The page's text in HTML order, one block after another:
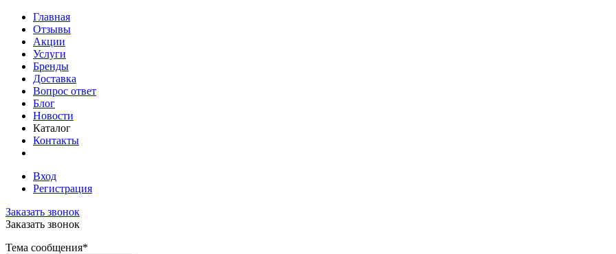
Главная
Отзывы
Акции
Услуги
Бренды
Доставка
Вопрос ответ
Блог
Новости
Каталог
Контакты
Вход
Регистрация
Заказать звонок
Заказать звонок
Тема сообщения*